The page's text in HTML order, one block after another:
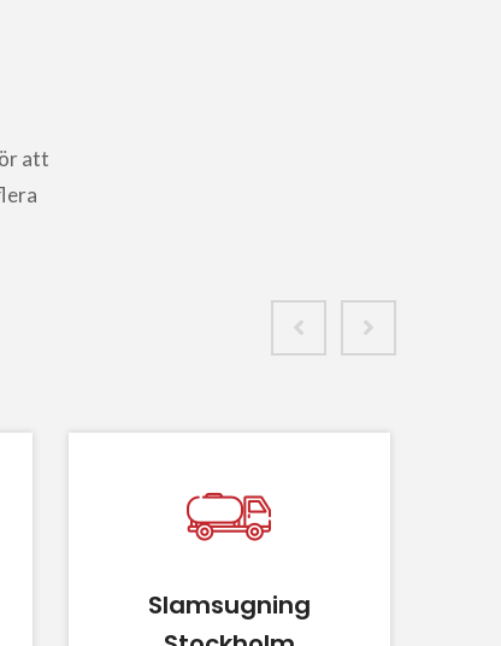
att
Slamsugning